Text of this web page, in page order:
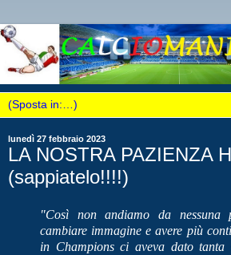
lunedì 27 febbraio 2023
LA NOSTRA PAZIENZA
(sappiatelo!!!!)
"Così non andiamo da nessuna
cambiare immagine e avere più
in Champions ci aveva dato tanta